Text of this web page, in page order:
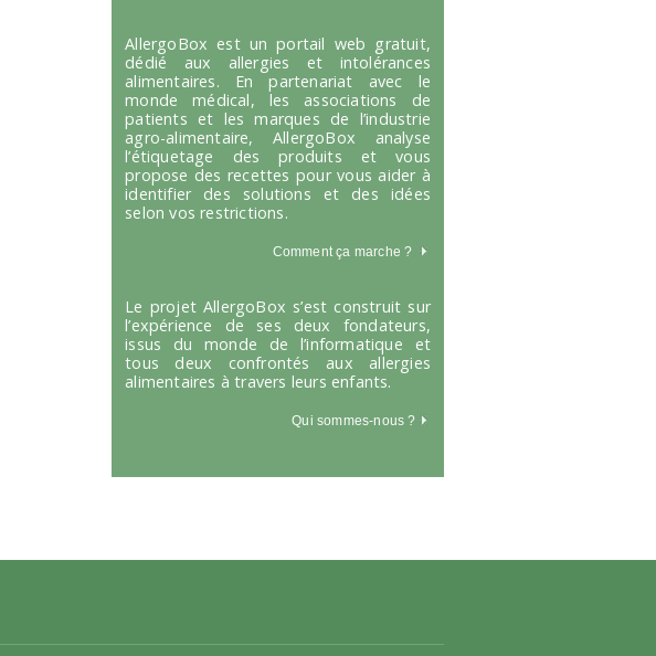
AllergoBox est un portail web gratuit,
dédié aux allergies et intolérances
alimentaires. En partenariat avec le
monde médical, les associations de
patients et les marques de l’industrie
agro-alimentaire, AllergoBox analyse
l’étiquetage des produits et vous
propose des recettes pour vous aider à
identifier des solutions et des idées
selon vos restrictions.
Comment ça marche ?
Le projet AllergoBox s’est construit sur
l’expérience de ses deux fondateurs,
issus du monde de l’informatique et
tous deux confrontés aux allergies
alimentaires à travers leurs enfants.
Qui sommes-nous ?